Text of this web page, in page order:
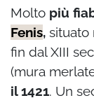
Molto più
Fenis, situato
fin dal XIII
(mura
il 1421. Un